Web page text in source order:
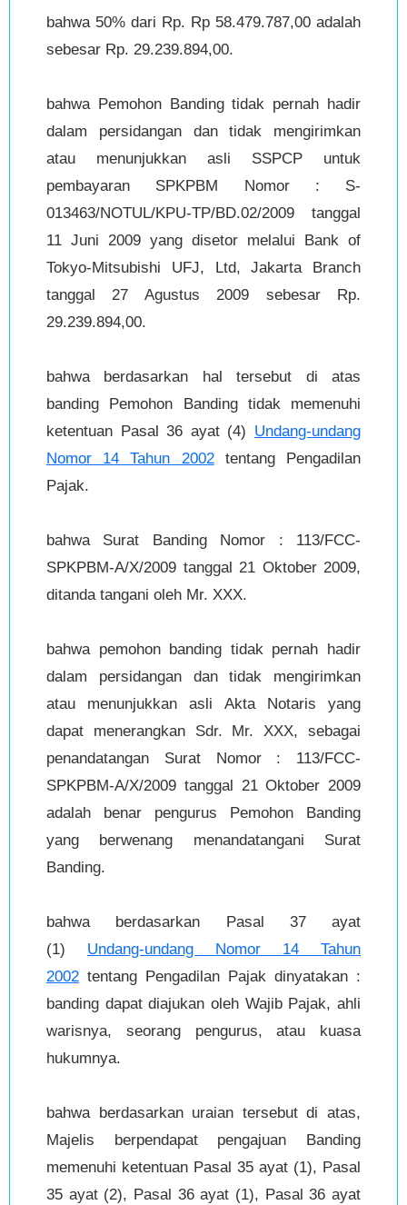
bahwa 50% dari Rp. Rp 58.479.787,00 adalah
sebesar Rp. 29.239.894,00.
bahwa Pemohon Banding tidak pernah hadir
dalam persidangan dan tidak mengirimkan
atau menunjukkan asli SSPCP untuk
pembayaran SPKPBM Nomor : S-
013463/NOTUL/KPU-TP/BD.02/2009 tanggal
11 Juni 2009 yang disetor melalui Bank of
Tokyo-Mitsubishi UFJ, Ltd, Jakarta Branch
tanggal 27 Agustus 2009 sebesar Rp.
29.239.894,00.
bahwa berdasarkan hal tersebut di atas
banding Pemohon Banding tidak memenuhi
ketentuan Pasal 36 ayat (4) Undang-undang
Nomor 14 Tahun 2002tentang Pengadilan
Pajak.
bahwa Surat Banding Nomor : 113/FCC-
SPKPBM-A/X/2009 tanggal 21 Oktober 2009,
ditanda tangani oleh Mr. XXX.
bahwa pemohon banding tidak pernah hadir
dalam persidangan dan tidak mengirimkan
atau menunjukkan asli Akta Notaris yang
dapat menerangkan Sdr. Mr. XXX, sebagai
penandatangan Surat Nomor : 113/FCC-
SPKPBM-A/X/2009 tanggal 21 Oktober 2009
adalah benar pengurus Pemohon Banding
yang berwenang menandatangani Surat
Banding.
bahwa berdasarkan Pasal 37 ayat
(1) Undang-undang Nomor 14 Tahun
2002 tentang Pengadilan Pajak dinyatakan :
banding dapat diajukan oleh Wajib Pajak, ahli
warisnya, seorang pengurus, atau kuasa
hukumnya.
bahwa berdasarkan uraian tersebut di atas,
Majelis berpendapat pengajuan Banding
memenuhi ketentuan Pasal 35 ayat (1), Pasal
35 ayat (2), Pasal 36 ayat (1), Pasal 36 ayat